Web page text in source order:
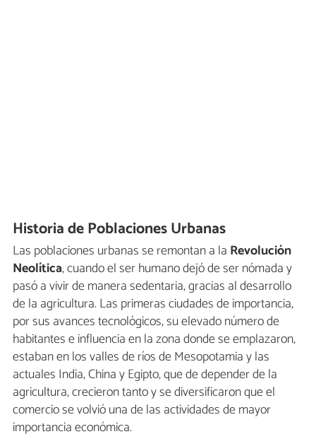
Historia de Poblaciones Urbanas
Las poblaciones urbanas se remontan a la Revolución
Neolítica, cuando el ser humano dejó de ser nómada y
pasó a vivir de manera sedentaria, gracias al desarrollo
de la agricultura. Las primeras ciudades de importancia,
por sus avances tecnológicos, su elevado número de
habitantes e influencia en la zona donde se emplazaron,
estaban en los valles de ríos de Mesopotamia y las
actuales India, China y Egipto, que de depender de la
agricultura, crecieron tanto y se diversificaron que el
comercio se volvió una de las actividades de mayor
importancia económica.